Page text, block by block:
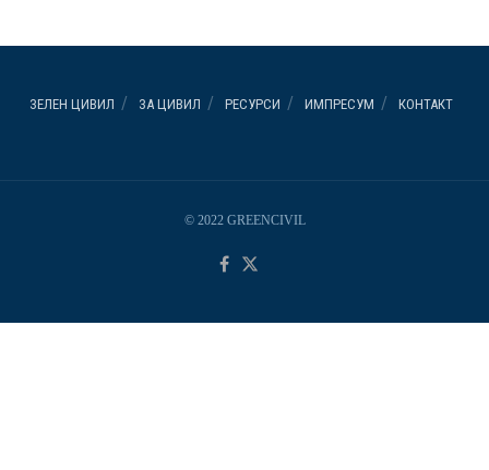
ЗЕЛЕН ЦИВИЛ ЗА ЦИВИЛ РЕСУРСИ ИМПРЕСУМ КОНТАКТ
© 2022 GREENCIVIL